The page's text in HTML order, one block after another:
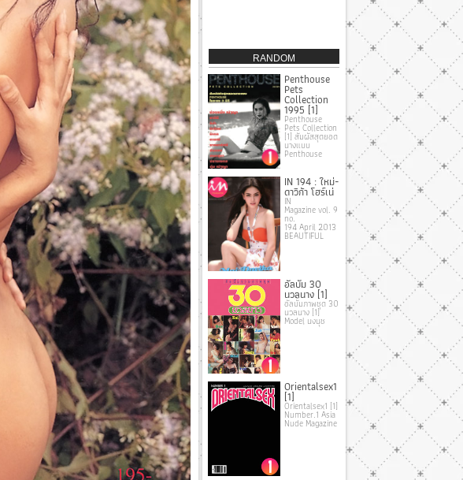
RANDOM
Penthouse
Pets
Collection
1995 [1]
Penthouse
Pets Collection
[1] สัมผัสสุดยอด
นางแบบ
Penthouse
IN 194 : ใหม่-
ดาวิก้า โฮร์เน่
IN
Magazine vol. 9
no.
194 April 2013
BEAUTIFUL
อัลบั้ม 30
นวลนาง [1]
อัลบั้มภาพชุด 30
นวลนาง [1]
Model นงนุช
Orientalsex1
[1]
Orientalsex1 [1]
Number.1 Asia
Nude Magazine